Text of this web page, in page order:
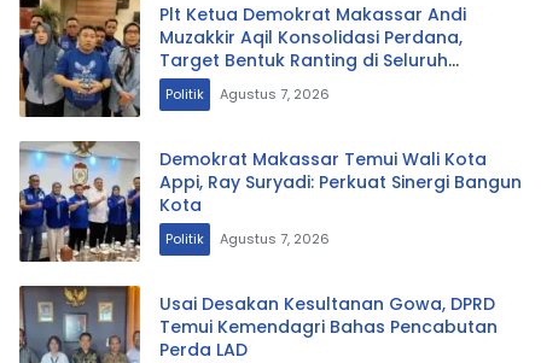
Plt Ketua Demokrat Makassar Andi
Muzakkir Aqil Konsolidasi Perdana,
Target Bentuk Ranting di Seluruh
Kelurahan
Politik Agustus 7, 2026
Demokrat Makassar Temui Wali Kota
Appi, Ray Suryadi: Perkuat Sinergi Bangun
Kota
Politik Agustus 7, 2026
Usai Desakan Kesultanan Gowa, DPRD
Temui Kemendagri Bahas Pencabutan
Perda LAD